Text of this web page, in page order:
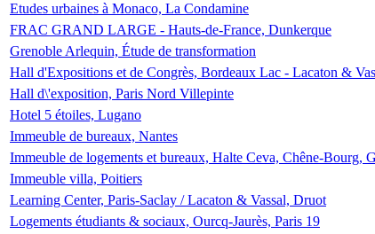
Etudes urbaines à Monaco, La Condamine
FRAC GRAND LARGE - Hauts-de-France, Dunkerque
Grenoble Arlequin, Étude de transformation
Hall d'Expositions et de Congrès, Bordeaux Lac - Lacaton &
Hall d\'exposition, Paris Nord Villepinte
Hotel 5 étoiles, Lugano
Immeuble de bureaux, Nantes
Immeuble de logements et bureaux, Halte Ceva, Chêne-Bourg,
Immeuble villa, Poitiers
Learning Center, Paris-Saclay / Lacaton & Vassal, Druot
Logements étudiants & sociaux, Ourcq-Jaurès, Paris 19